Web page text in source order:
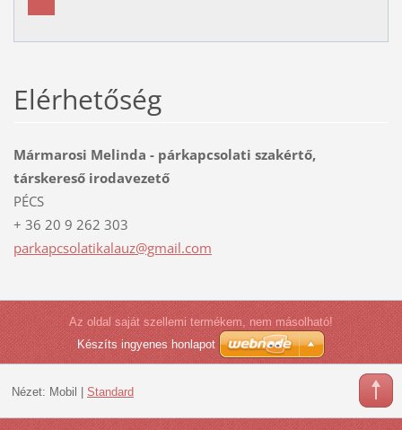
Elérhetőség
Mármarosi Melinda - párkapcsolati szakértő,
társkereső irodavezető
PÉCS
+ 36 20 9 262 303
parkapcsolatikalauz@gmail.com
Az oldal saját szellemi termékem, nem másolható!
Készíts ingyenes honlapot
Nézet: Mobil Standard